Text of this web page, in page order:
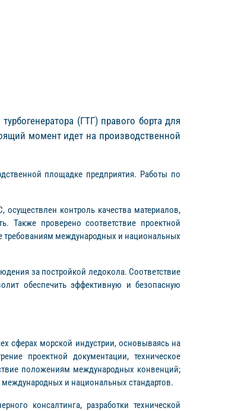
(ГТГ) правого борта для
момент идет на производственной
площадке предприятия. Работы по
контроль качества материалов,
Также проверено соответствие проектной
требованиям международных и национальных
за постройкой ледокола. Соответствие
обеспечить эффективную и безопасную
сферах морской индустрии, основываясь на
проектной документации, техническое
положениям международных конвенций;
и национальных стандартов.
консалтинга, разработки технической